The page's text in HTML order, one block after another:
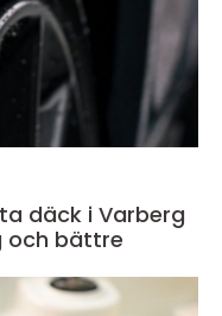
däck i Varberg
och bättre